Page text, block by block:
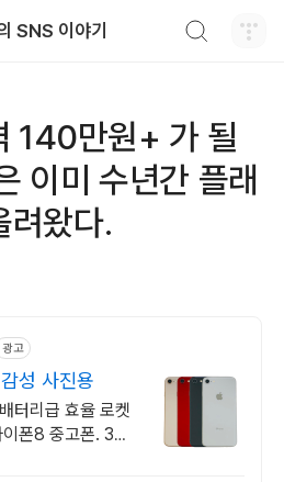
SNS 이야기
140만원+ 가 될
이미 수년간 플래
려왔다.
광고
성 사진용
터리급 효율 로켓
이폰8 중고폰. 30